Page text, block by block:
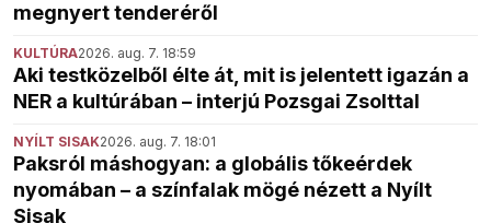
megnyert tenderéről
KULTÚRA2026. aug. 7. 18:59
Aki testközelből élte át, mit is jelentett igazán a
NER a kultúrában – interjú Pozsgai Zsolttal
NYÍLT SISAK2026. aug. 7. 18:01
Paksról máshogyan: a globális tőkeérdek
nyomában – a színfalak mögé nézett a Nyílt
Sisak